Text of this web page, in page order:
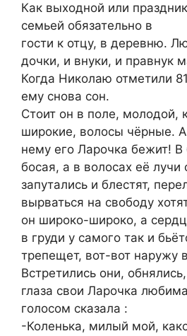
Как выходной или
семьей обязательно в
гости к отцу, в деревню.
дочки, и внуки, и правнук
Когда Николаю отметили
ему снова сон.
Стоит он в поле, молодой,
широкие, волосы чёрные.
нему его Ларочка бежит!
босая, а в волосах её лучи
запутались и блестят,
вырваться на свободу
он широко-широко, а
в груди у самого так и
трепещет, вот-вот наружу
Встретились они,
глаза свои Ларочка
голосом сказала :
-Коленька, милый мой,